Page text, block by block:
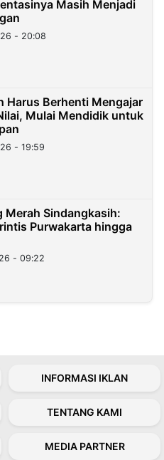
Masih Menjadi
- 20:08
Harus Berhenti Mengajar
Mulai Mendidik untuk
- 19:59
Merah Sindangkasih:
Purwakarta hingga
- 09:22
INFORMASI IKLAN
TENTANG KAMI
MEDIA PARTNER